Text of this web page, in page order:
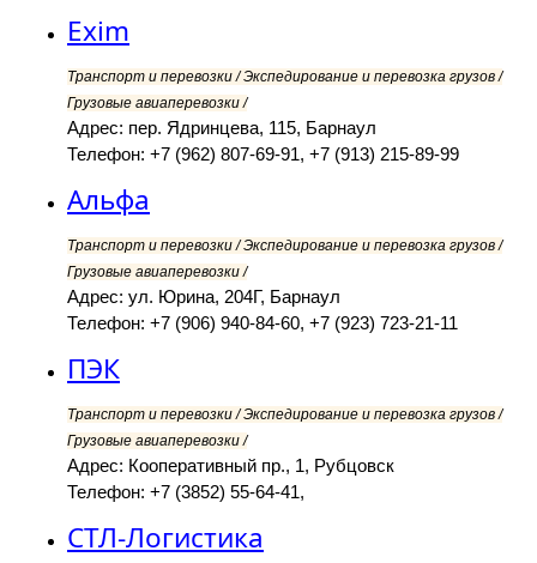
Exim
Транспорт и перевозки / Экспедирование и перевозка грузов /
Грузовые авиаперевозки /
Адрес: пер. Ядринцева, 115, Барнаул
Телефон: +7 (962) 807-69-91, +7 (913) 215-89-99
Альфа
Транспорт и перевозки / Экспедирование и перевозка грузов /
Грузовые авиаперевозки /
Адрес: ул. Юрина, 204Г, Барнаул
Телефон: +7 (906) 940-84-60, +7 (923) 723-21-11
ПЭК
Транспорт и перевозки / Экспедирование и перевозка грузов /
Грузовые авиаперевозки /
Адрес: Кооперативный пр., 1, Рубцовск
Телефон: +7 (3852) 55-64-41,
СТЛ-Логистика